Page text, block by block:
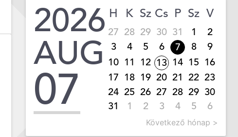
2026
AUG
07
H K Sz Cs P Sz V
27 28 29 30 31 1
2
3
4 5 6 7 8
9
10 11 12 13 14 15 16
17 18 19 20 21 22 23
24 25 26 27 28 29 30
31
1 2 3 4 5 6
Következő hónap >